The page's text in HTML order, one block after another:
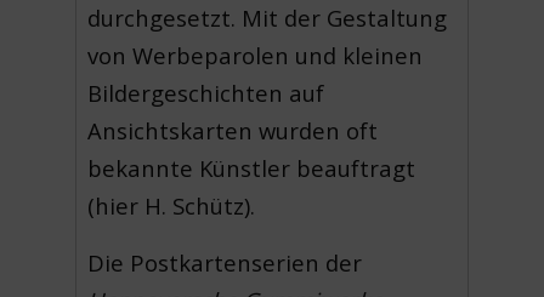
durchgesetzt. Mit der Gestaltung
von Werbeparolen und kleinen
Bildergeschichten auf
Ansichtskarten wurden oft
bekannte Künstler beauftragt
(hier H. Schütz).
Die Postkartenserien der